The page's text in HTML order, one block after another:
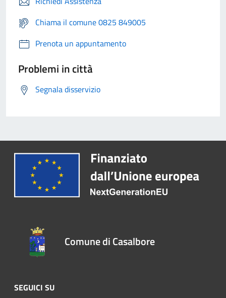
Chiama il comune 0825 849005
Prenota un appuntamento
Problemi in città
Segnala disservizio
Comune di Casalbore
SEGUICI SU